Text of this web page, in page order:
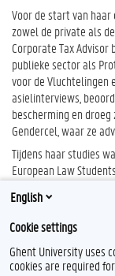
Voor de start van
zowel de private als
Corporate Tax Advisor
publieke sector als
voor de Vluchtelingen
asielinterviews,
bescherming en
Gendercel, waar ze
Tijdens haar studies
European Law
deel aan het Jeugd
English
Cookie settings
Ghent University uses
cookies are required